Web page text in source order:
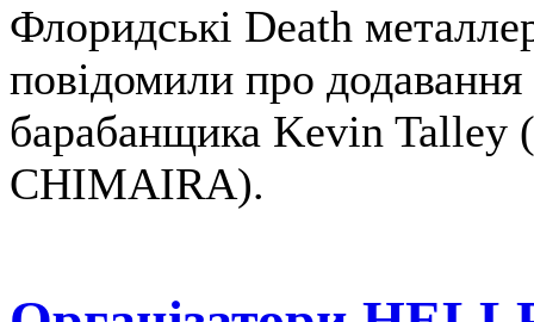
Флоридські Death
повідомили про
барабанщика Kevin
CHIMAIRA).